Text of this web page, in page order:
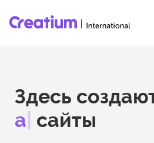
Здесь
адаптивные